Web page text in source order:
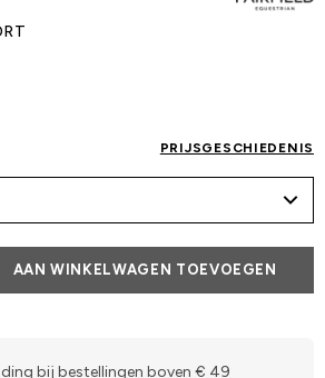
PRIJSGESCHIEDENIS
AAN WINKELWAGEN TOEVOEGEN
bij bestellingen boven € 49